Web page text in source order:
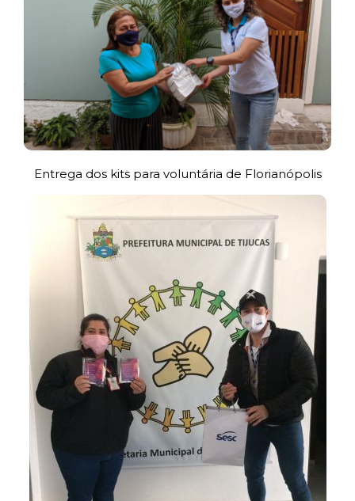
Entrega dos kits para voluntária de Florianópolis